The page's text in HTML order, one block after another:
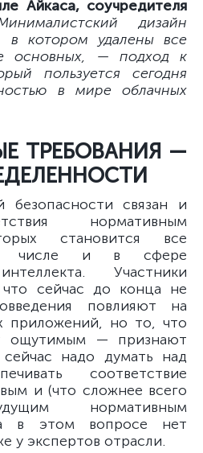
Айкаса, соучредителя
дизайн
в котором удалены все
основных, — подход к
пользуется сегодня
в мире облачных
ТРЕБОВАНИЯ —
связан и
нормативным
становится все
числе и в сфере
Участники
сейчас до конца не
повлияют на
приложений, но то, что
ощутимым — признают
надо думать над
соответствие
и (что сложнее всего
нормативным
в этом вопросе нет
у экспертов отрасли.